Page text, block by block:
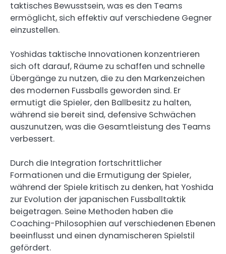
taktisches Bewusstsein, was es den Teams
ermöglicht, sich effektiv auf verschiedene Gegner
einzustellen.
Yoshidas taktische Innovationen konzentrieren
sich oft darauf, Räume zu schaffen und schnelle
Übergänge zu nutzen, die zu den Markenzeichen
des modernen Fussballs geworden sind. Er
ermutigt die Spieler, den Ballbesitz zu halten,
während sie bereit sind, defensive Schwächen
auszunutzen, was die Gesamtleistung des Teams
verbessert.
Durch die Integration fortschrittlicher
Formationen und die Ermutigung der Spieler,
während der Spiele kritisch zu denken, hat Yoshida
zur Evolution der japanischen Fussballtaktik
beigetragen. Seine Methoden haben die
Coaching-Philosophien auf verschiedenen Ebenen
beeinflusst und einen dynamischeren Spielstil
gefördert.